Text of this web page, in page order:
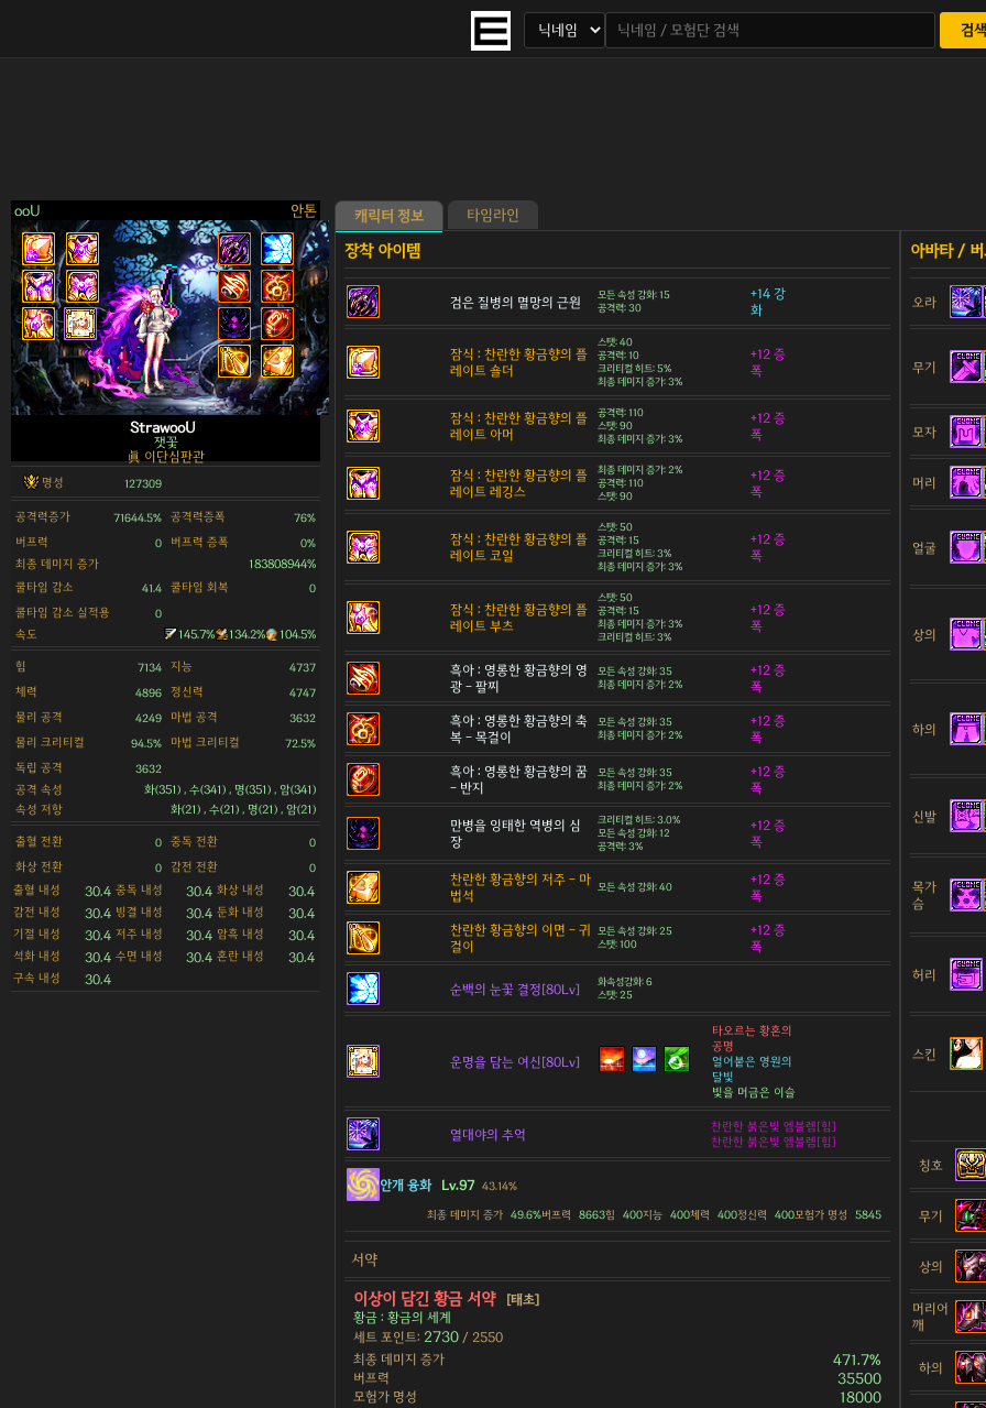
검색
ooU 안톤
>
StrawooU
잿꽃
眞 이단심판관
명성 127309
공격력증가 71644.5% 공격력증폭 76%
버프력 0 버프력 증폭 0%
최종 데미지 증가
183808944%
쿨타임 감소
41.4 쿨타임 회복 0
쿨타임 감소 실적용 0
속도 145.7% 134.2% 104.5%
힘 7134 지능 4737
체력 4896 정신력 4747
물리 공격 4249 마법 공격 3632
물리 크리티컬 94.5% 마법 크리티컬 72.5%
독립 공격 3632
공격 속성
화(351) , 수(341) , 명(351) , 암(341)
속성 저항
화(21) , 수(21) , 명(21) , 암(21)
출혈 전환 0 중독 전환 0
화상 전환 0 감전 전환 0
출혈 내성 30.4 중독 내성 30.4 화상 내성 30.4
감전 내성 30.4 빙결 내성 30.4 둔화 내성 30.4
기절 내성 30.4 저주 내성 30.4 암흑 내성 30.4
석화 내성 30.4 수면 내성 30.4 혼란 내성 30.4
구속 내성 30.4
캐릭터 정보 타임라인
검은 질병의 멸망의 근원
모든 속성 강화: 15
공격력: 30
+14 강
화
잠식 : 찬란한 황금향의 플
레이트 숄더
스탯: 40
공격력: 10
크리티컬 히트: 5%
최종 데미지 증가: 3%
+12 증
폭
잠식 : 찬란한 황금향의 플
레이트 아머
공격력: 110
스탯: 90
최종 데미지 증가: 3%
+12 증
폭
잠식 : 찬란한 황금향의 플
레이트 레깅스
최종 데미지 증가: 2%
공격력: 110
스탯: 90
+12 증
폭
잠식 : 찬란한 황금향의 플
레이트 코일
스탯: 50
공격력: 15
크리티컬 히트: 3%
최종 데미지 증가: 3%
+12 증
폭
잠식 : 찬란한 황금향의 플
레이트 부츠
스탯: 50
공격력: 15
최종 데미지 증가: 3%
크리티컬 히트: 3%
+12 증
폭
흑아 : 영롱한 황금향의 영
광 - 팔찌
모든 속성 강화: 35
최종 데미지 증가: 2%
+12 증
폭
흑아 : 영롱한 황금향의 축
복 - 목걸이
모든 속성 강화: 35
최종 데미지 증가: 2%
+12 증
폭
흑아 : 영롱한 황금향의 꿈
- 반지
모든 속성 강화: 35
최종 데미지 증가: 2%
+12 증
폭
만병을 잉태한 역병의 심
장
크리티컬 히트: 3.0%
모든 속성 강화: 12
공격력: 3%
+12 증
폭
찬란한 황금향의 저주 - 마
법석
모든 속성 강화: 40
+12 증
폭
찬란한 황금향의 이면 - 귀
걸이
모든 속성 강화: 25
스탯: 100
+12 증
폭
순백의 눈꽃 결정[80Lv]
화속성강화: 6
스탯: 25
운명을 담는 여신[80Lv]
타오르는 황혼의
공명
얼어붙은 영원의
달빛
빛을 머금은 이슬
열대야의 추억
찬란한 붉은빛 엠블렘[힘]
찬란한 붉은빛 엠블렘[힘]
안개 융화 Lv.97 43.14%
최종 데미지 증가 49.6%버프력 8663힘 400지능 400체력 400정신력 400모험가 명성 5845
서약
이상이 담긴 황금 서약
[태초]
황금 : 황금의 세계
세트 포인트: 2730 / 2550
최종 데미지 증가
471.7%
버프력 35500
모험가 명성 18000
오라
무기
모자
머리
얼굴
상의
하의
신발
목가
슴
허리
스킨
칭호
무기
상의
머리어
깨
하의